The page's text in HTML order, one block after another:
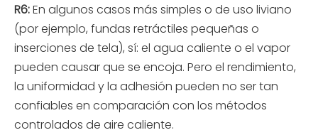
R6:En algunos casos más simples o de uso liviano
(por ejemplo, fundas retráctiles pequeñas o
inserciones de tela), sí: el agua caliente o el vapor
pueden causar que se encoja. Pero el rendimiento,
la uniformidad y la adhesión pueden no ser tan
confiables en comparación con los métodos
controlados de aire caliente.